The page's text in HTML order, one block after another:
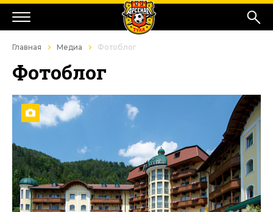
Главная Медиа Фотоблог
Фотоблог